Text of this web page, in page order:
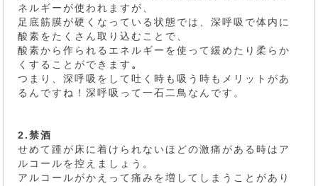
ネルギーが使われますが、
足底筋膜が硬くなっている状態では、深呼吸で体内に
酸素をたくさん取り込むことで、
酸素から作られるエネルギーを使って緩めたり柔らか
くすることができます 。
つまり、深呼吸をして吐く時も吸う時もメリットがあ
るんですね！深呼吸って一石二鳥なんです。
2.禁酒
せめて踵が床に着けられないほどの激痛がある時はア
ルコールを控えましょう。
アルコールがかえって痛みを増してしまうことがあり